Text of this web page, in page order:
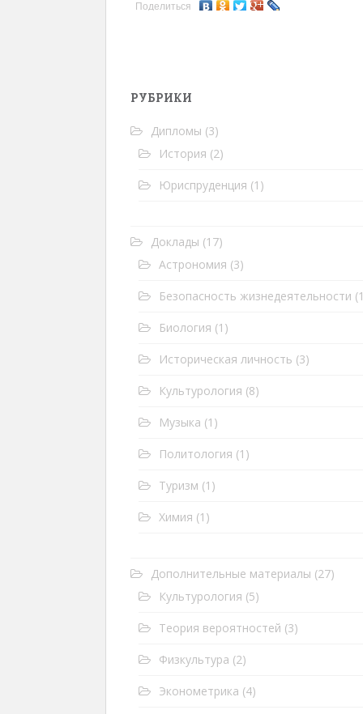
Поделиться
РУБРИКИ
Дипломы (3)
История (2)
Юриспруденция (1)
Доклады (17)
Астрономия (3)
Безопасность жизнедеятельности
Биология (1)
Историческая личность (3)
Культурология (8)
Музыка (1)
Политология (1)
Туризм (1)
Химия (1)
Дополнительные материалы (27)
Культурология (5)
Теория вероятностей (3)
Физкультура (2)
Эконометрика (4)